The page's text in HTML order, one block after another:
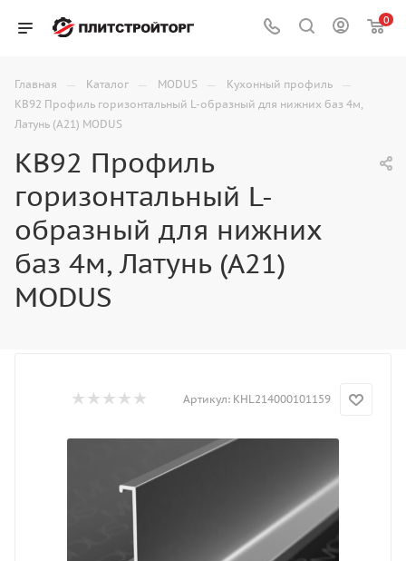
0
Главная — Каталог — MODUS — Кухонный профиль —
KB92 Профиль горизонтальный L-образный для нижних баз 4м,
Латунь (А21) MODUS
KB92 Профиль
горизонтальный L-
образный для нижних
баз 4м, Латунь (А21)
MODUS
Артикул: KHL214000101159